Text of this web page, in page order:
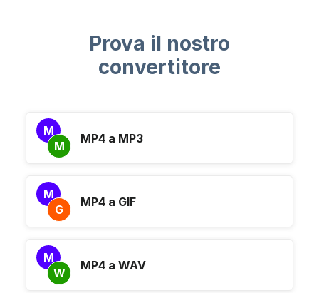
Prova il nostro
convertitore
M
M
MP4 a MP3
M
G
MP4 a GIF
M
W
MP4 a WAV